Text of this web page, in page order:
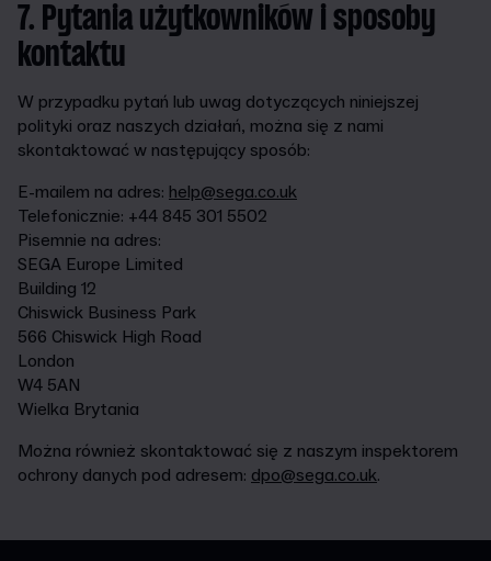
7. Pytania użytkowników i sposoby
kontaktu
W przypadku pytań lub uwag dotyczących niniejszej
polityki oraz naszych działań, można się z nami
skontaktować w następujący sposób:
E-mailem na adres: help@sega.co.uk
Telefonicznie: +44 845 301 5502
Pisemnie na adres:
SEGA Europe Limited
Building 12
Chiswick Business Park
566 Chiswick High Road
London
W4 5AN
Wielka Brytania
Można również skontaktować się z naszym inspektorem
ochrony danych pod adresem: dpo@sega.co.uk.